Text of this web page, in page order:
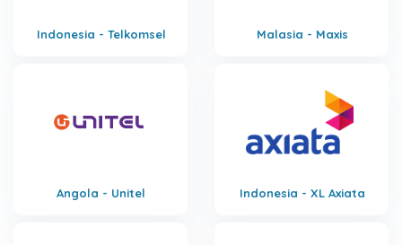
Indonesia - Telkomsel Malasia - Maxis
Angola - Unitel Indonesia - XL Axiata